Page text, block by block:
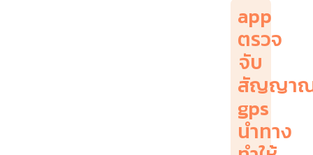
app
ตรวจ
จับ
สัญญา
gps
นำทาง